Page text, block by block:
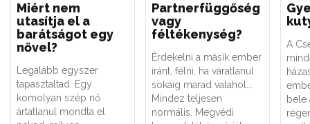
Miért nem
utasítja el a
barátságot egy
nővel?
Legalább egyszer
tapasztaltad. Egy
komolyan szép nő
ártatlanul mondta el
Partnerfüggőség
vagy
féltékenység?
Érdekelni a másik ember
iránt, félni, ha váratlanul
sokáig marad valahol...
Mindez teljesen
normális. Megvédi
A
bele